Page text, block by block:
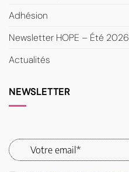
Adhésion
Newsletter HOPE – Été 2026
Actualités
NEWSLETTER